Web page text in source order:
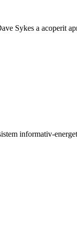
Sykes a acoperit
informativ-